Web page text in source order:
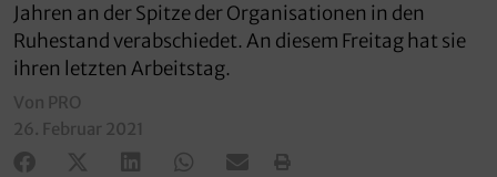
Jahren an der Spitze der Organisationen in den
Ruhestand verabschiedet. An diesem Freitag hat sie
ihren letzten Arbeitstag.
Von PRO
26. Februar 2021